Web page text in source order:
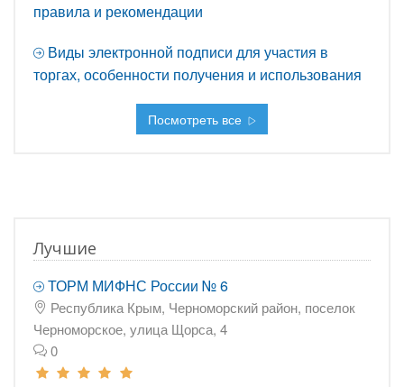
правила и рекомендации
Виды электронной подписи для участия в
торгах, особенности получения и использования
Посмотреть все
Лучшие
ТОРМ МИФНС России № 6
Республика Крым, Черноморский район, поселок
Черноморское, улица Щорса, 4
0